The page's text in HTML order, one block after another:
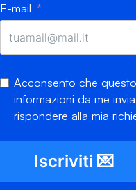
E-mail
Acconsento che
informazioni da me
rispondere alla mia
Iscriviti 💌